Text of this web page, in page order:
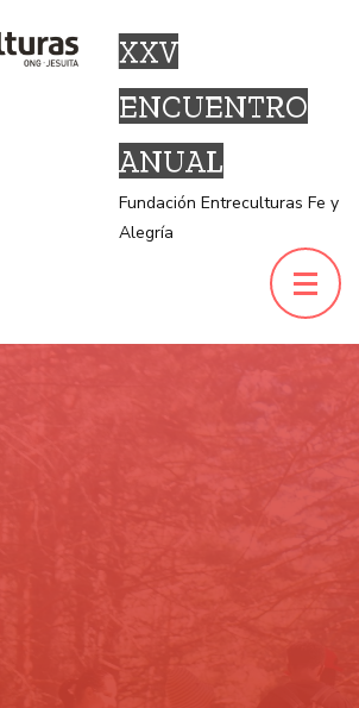
XXV
ENCUENTRO
ANUAL
Fundación Entreculturas Fe y
Alegría